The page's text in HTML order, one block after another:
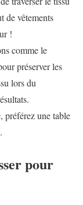
de vêtements
!
comme le
préserver les
lors du
préférez une table
pour